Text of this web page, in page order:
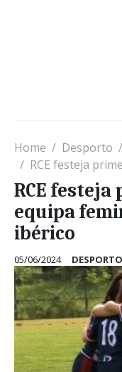
Home Desporto
RCE festeja primeiro
RCE
equipa
ibérico
05/06/2024 DESPORTO